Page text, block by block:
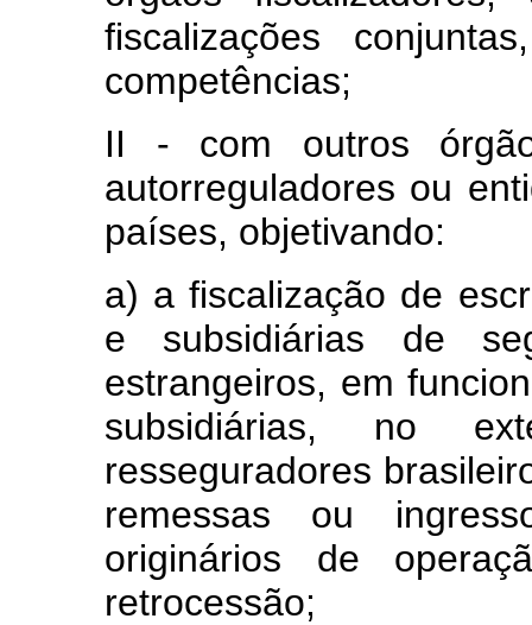
fiscalizações
competências;
II - com outros
autorreguladores ou
países, objetivando:
a) a fiscalização de
e subsidiárias de
estrangeiros, em
subsidiárias, no
resseguradores
remessas ou
originários de
retrocessão;